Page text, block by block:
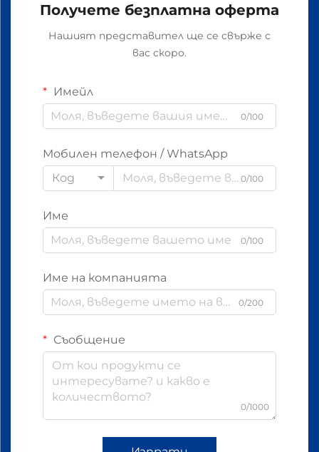
Получете безплатна оферта
Нашият представител ще се свърже с
вас скоро.
Имейл
0/100
Мобилен телефон / WhatsApp
Код
0/100
Име
0/100
Име на компанията
0/200
Съобщение
0/1000